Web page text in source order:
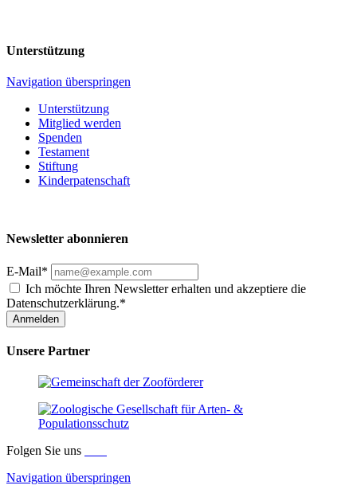
Unterstützung
Navigation überspringen
Unterstützung
Mitglied werden
Spenden
Testament
Stiftung
Kinderpatenschaft
Newsletter abonnieren
E-Mail*
Ich möchte Ihren Newsletter erhalten und akzeptiere die
Datenschutzerklärung.*
Anmelden
Unsere Partner
Folgen Sie uns
Navigation überspringen